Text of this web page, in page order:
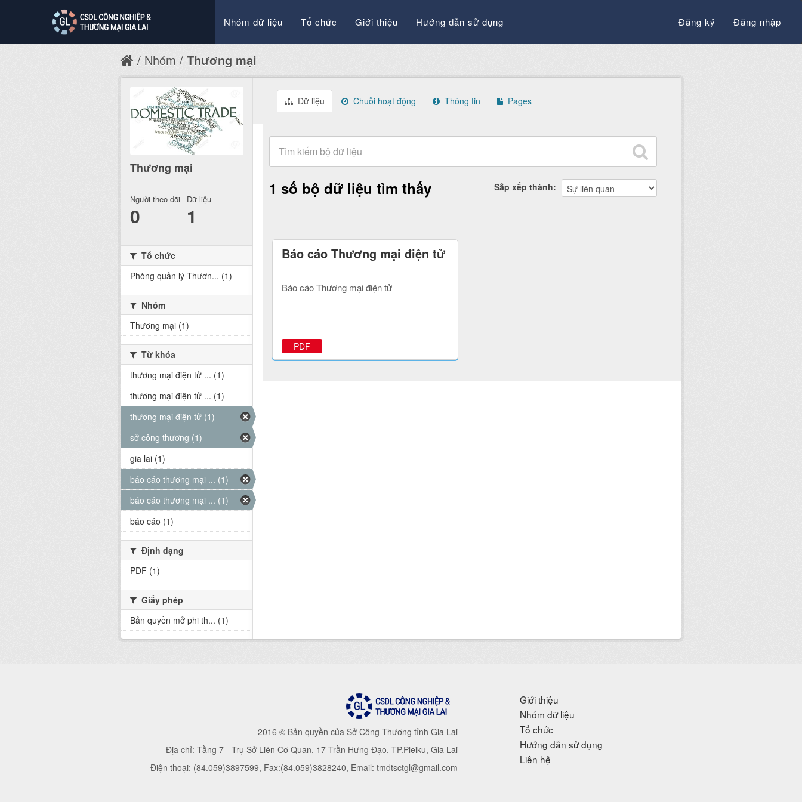
Nhóm dữ liệu Tổ chức Giới thiệu Hướng dẫn sử dụng Đăng ký Đăng nhập
Nhóm Thương mại
Dữ liệu Chuỗi hoạt động Thông tin Pages
Sắp xếp thành
1 số bộ dữ liệu tìm thấy
Báo cáo Thương mại điện tử
Báo cáo Thương mại điện tử
PDF
Thương mại
Người theo dõi
0
Dữ liệu
1
Tổ chức
Phòng quản lý Thươn... (1)
Nhóm
Thương mại (1)
Từ khóa
thương mại điện tử ... (1)
thương mại điện tử ... (1)
thương mại điện tử (1)
sở công thương (1)
gia lai (1)
báo cáo thương mại ... (1)
báo cáo thương mại ... (1)
báo cáo (1)
Định dạng
PDF (1)
Giấy phép
Bản quyền mở phi th... (1)
2016 © Bản quyền của Sở Công Thương tỉnh Gia Lai
Địa chỉ: Tầng 7 - Trụ Sở Liên Cơ Quan, 17 Trần Hưng Đạo, TP.Pleiku, Gia Lai
Điện thoại: (84.059)3897599, Fax:(84.059)3828240, Email: tmdtsctgl@gmail.com
Giới thiệu
Nhóm dữ liệu
Tổ chức
Hướng dẫn sử dụng
Liên hệ